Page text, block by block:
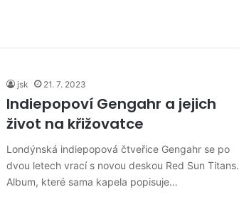
jsk 21. 7. 2023
Indiepopoví Gengahr a jejich
život na křižovatce
Londýnská indiepopová čtveřice Gengahr se po
dvou letech vrací s novou deskou Red Sun Titans.
Album, které sama kapela popisuje…